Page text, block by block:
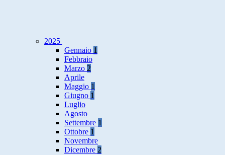
2025
Gennaio 1
Febbraio
Marzo 2
Aprile
Maggio 1
Giugno 1
Luglio
Agosto
Settembre 1
Ottobre 1
Novembre
Dicembre 2